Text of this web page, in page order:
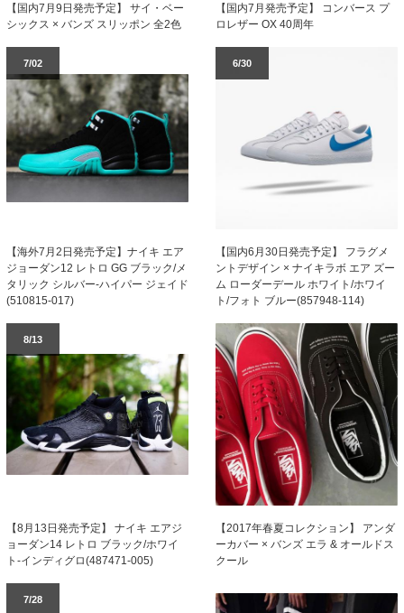
【国内7月9日発売予定】 サイ・ベー
シックス × バンズ スリッポン 全2色
【国内7月発売予定】 コンバース プ
ロレザー OX 40周年
7/02
【海外7月2日発売予定】ナイキ エア
ジョーダン12 レトロ GG ブラック/メ
タリック シルバー-ハイパー ジェイド
(510815-017)
6/30
【国内6月30日発売予定】 フラグメ
ントデザイン × ナイキラボ エア ズー
ム ローダーデール ホワイト/ホワイ
ト/フォト ブルー(857948-114)
8/13
【8月13日発売予定】 ナイキ エアジ
ョーダン14 レトロ ブラック/ホワイ
ト-インディグロ(487471-005)
【2017年春夏コレクション】 アンダ
ーカバー × バンズ エラ & オールドス
クール
7/28